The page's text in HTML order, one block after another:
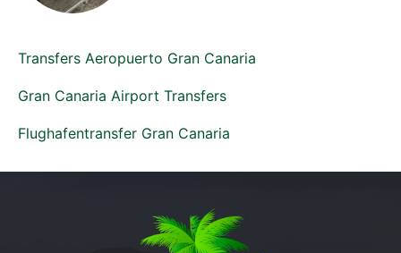
Transfers Aeropuerto Gran Canaria
Gran Canaria Airport Transfers
Flughafentransfer Gran Canaria